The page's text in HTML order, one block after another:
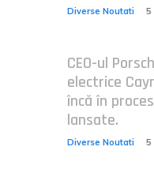
Diverse Noutati 5
CEO-ul
electrice
încă în
lansate.
Diverse Noutati 5